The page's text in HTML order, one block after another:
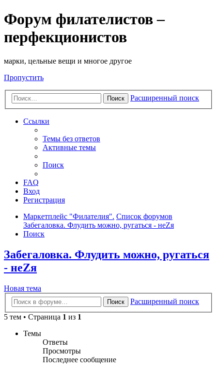
Форум филателистов –
перфекционистов
марки, цельные вещи и многое другое
Пропустить
Поиск Расширенный поиск
Ссылки
Темы без ответов
Активные темы
Поиск
FAQ
Вход
Регистрация
Маркетплейс "Филателия". Список форумов
Забегаловка. Флудить можно, ругаться - неZя
Поиск
Забегаловка. Флудить можно, ругаться
- неZя
Новая тема
Поиск
Расширенный поиск
5 тем • Страница 1 из 1
Темы
Ответы
Просмотры
Последнее сообщение